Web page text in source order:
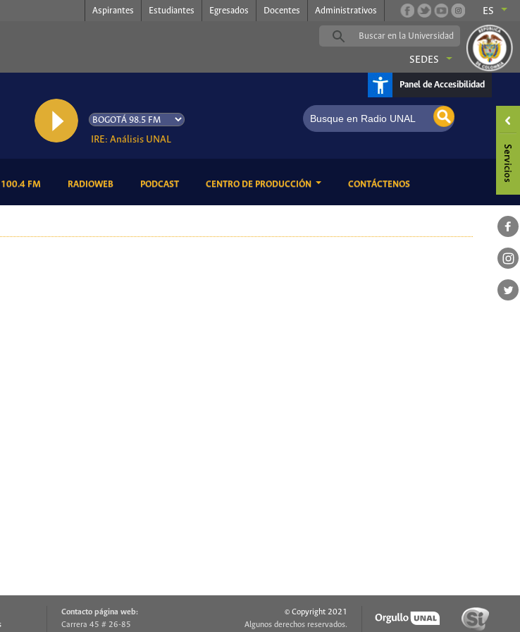
Aspirantes Estudiantes Egresados Docentes Administrativos ES
SEDES
Panel de Accesibilidad
AL AIRE: Análisis UNAL
100.4 FM(CURRENT)RADIOWEB(CURRENT)PODCAST(CURRENT)CENTRO DE PRODUCCIÓN CONTÁCTENOS(CURRENT)
Contacto página web:
Carrera 45 # 26-85
© Copyright 2021
Algunos derechos reservados.